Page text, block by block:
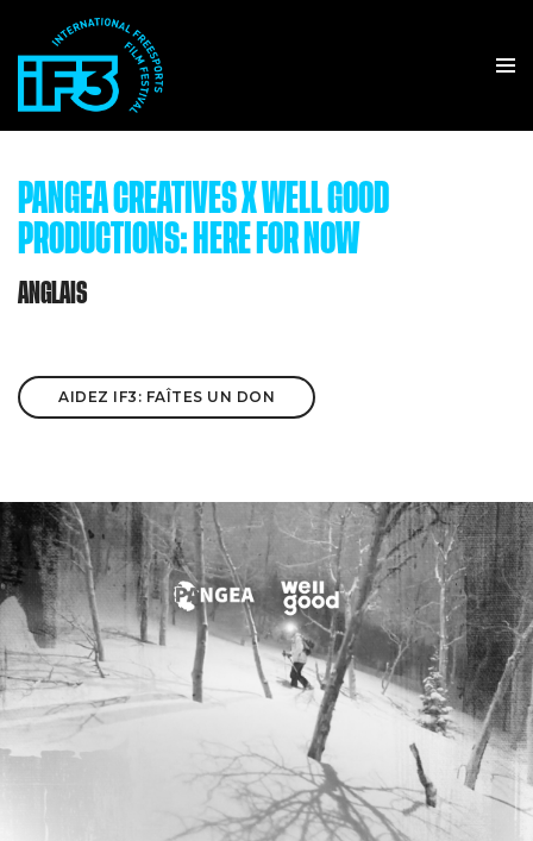
PANGEA CREATIVES X WELL GOOD
PRODUCTIONS: HERE FOR NOW
ANGLAIS
AIDEZ IF3: FAÎTES UN DON